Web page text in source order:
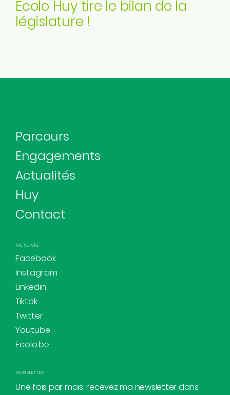
Ecolo Huy tire le bilan de la
législature !
Parcours
Engagements
Actualités
Huy
Contact
ME SUIVRE
Facebook
Instagram
Linkedin
Tiktok
Twitter
Youtube
Ecolo.be
NEWSLETTER
Une fois par mois, recevez ma newsletter dans